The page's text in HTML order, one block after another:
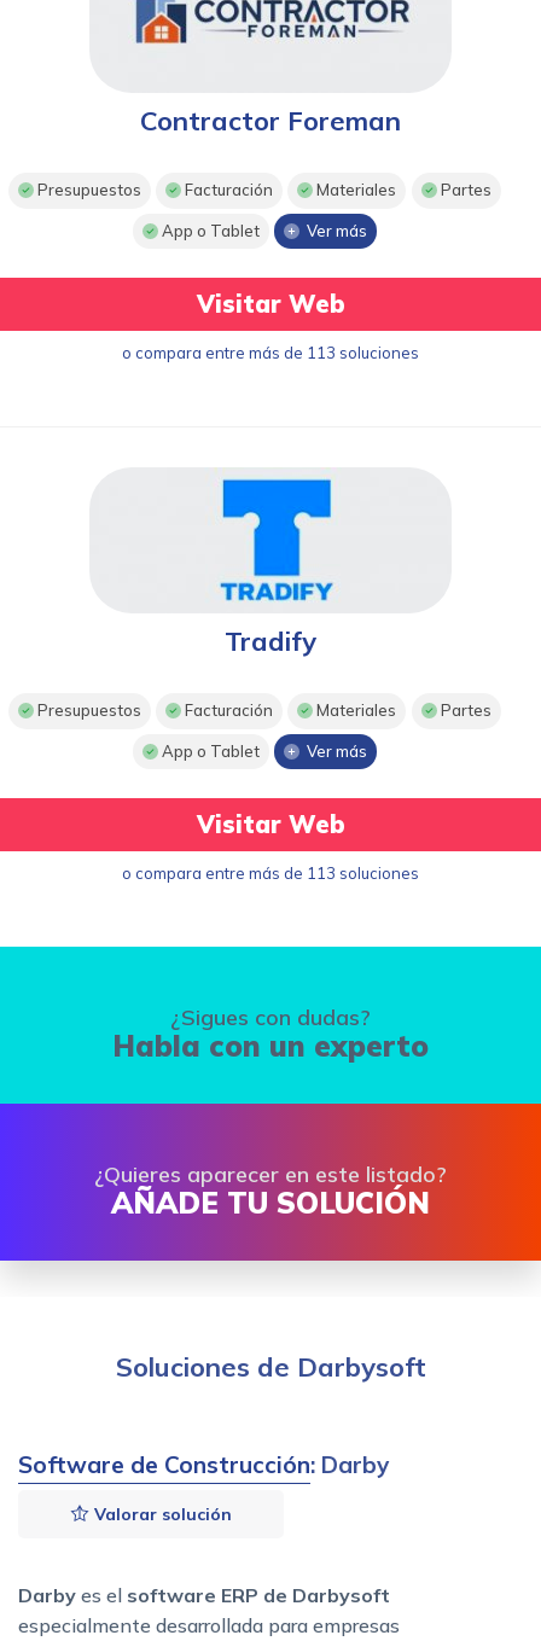
Contractor Foreman
Presupuestos Facturación Materiales Partes
App o Tablet Ver más
Visitar Web
o compara entre más de 113 soluciones
Tradify
Presupuestos Facturación Materiales Partes
App o Tablet Ver más
Visitar Web
o compara entre más de 113 soluciones
¿Sigues con dudas?
Habla con un experto
¿Quieres aparecer en este listado?
AÑADE TU SOLUCIÓN
Soluciones de Darbysoft
Software de Construcción: Darby
Valorar solución
Darby es el software ERP de Darbysoft
especialmente desarrollada para empresas